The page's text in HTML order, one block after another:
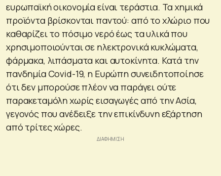
ευρωπαϊκή οικονομία είναι τεράστια. Τα χημικά
προϊόντα βρίσκονται παντού: από το χλώριο που
καθαρίζει το πόσιμο νερό έως τα υλικά που
χρησιμοποιούνται σε ηλεκτρονικά κυκλώματα,
φάρμακα, λιπάσματα και αυτοκίνητα. Κατά την
πανδημία Covid-19, η Ευρώπη συνειδητοποίησε
ότι δεν μπορούσε πλέον να παράγει ούτε
παρακεταμόλη χωρίς εισαγωγές από την Ασία,
γεγονός που ανέδειξε την επικίνδυνη εξάρτηση
από τρίτες χώρες.